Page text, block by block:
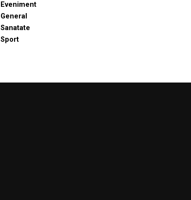
Eveniment
General
Sanatate
Sport